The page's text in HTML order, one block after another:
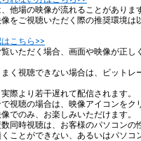
他場の映像が流れることがありま
像をご視聴いただく際の推奨環境は
こちら>>
いただく場合、画面や映像が正し
まく視聴できない場合は、ビットレ
際より若干遅れて配信されます。
で視聴の場合は、映像アイコンをク
でのみ、お楽しみいただけます。
数同時視聴は、お客様のパソコンの
ことができない、あるいはパソコ